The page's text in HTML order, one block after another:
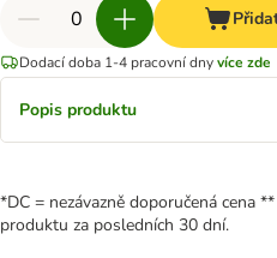
Dodací doba 1-4 pracovní dnyvíce zde
Popis produktu
*DC = nezávazně doporučená cena
produktu za posledních 30 dní.